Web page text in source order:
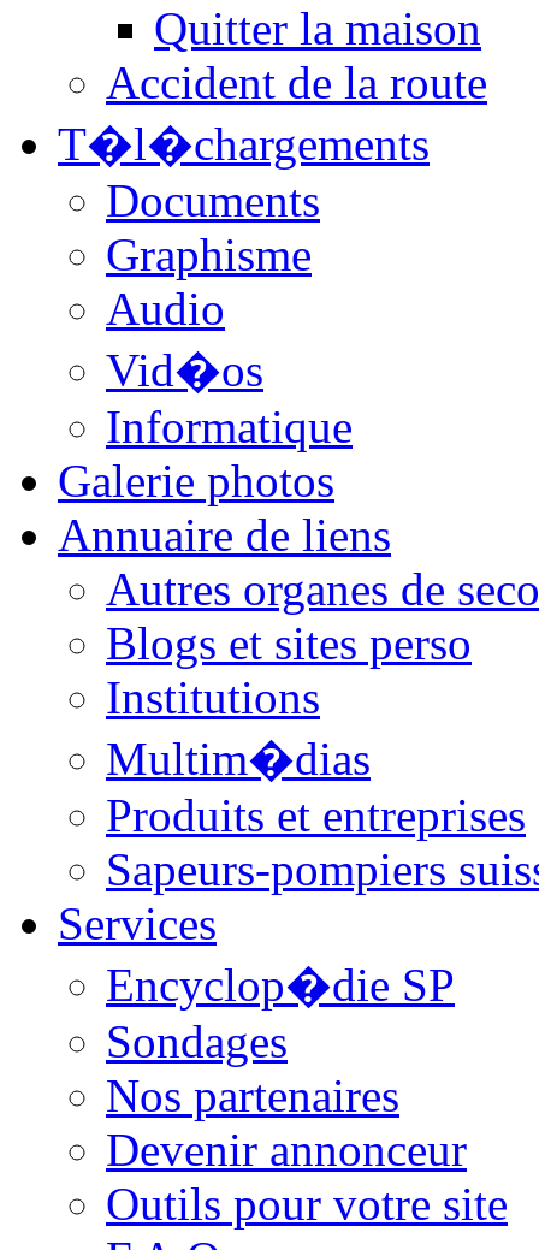
Quitter la maison
Accident de la route
T�l�chargements
Documents
Graphisme
Audio
Vid�os
Informatique
Galerie photos
Annuaire de liens
Autres organes de
Blogs et sites perso
Institutions
Multim�dias
Produits et entreprises
Sapeurs-pompiers
Services
Encyclop�die SP
Sondages
Nos partenaires
Devenir annonceur
Outils pour votre site